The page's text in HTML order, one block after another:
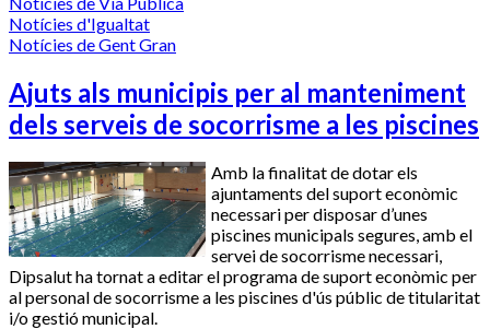
Notícies d'Igualtat
Notícies de Gent Gran
Ajuts als municipis per al manteniment
dels serveis de socorrisme a les piscines
Amb la finalitat de dotar els
ajuntaments del suport econòmic
necessari per disposar d’unes
piscines municipals segures, amb el
servei de socorrisme necessari,
Dipsalut ha tornat a editar el programa de suport econòmic per
al personal de socorrisme a les piscines d'ús públic de titularitat
i/o gestió municipal.